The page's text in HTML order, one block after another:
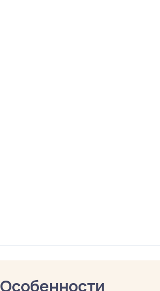
Особенности